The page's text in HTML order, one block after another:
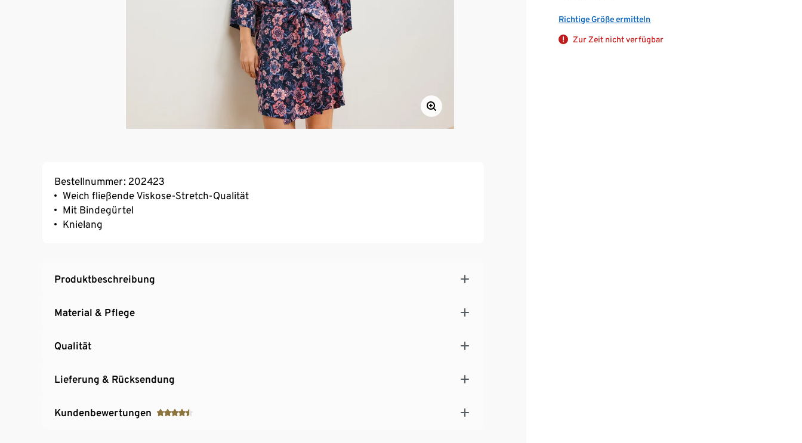
Richtige Größe ermitteln
Zur Zeit nicht verfügbar
Bestellnummer: 202423
Weich fließende Viskose-Stretch-Qualität
Mit Bindegürtel
Knielang
Produktbeschreibung
Material & Pflege
Qualität
Lieferung & Rücksendung
Kundenbewertungen